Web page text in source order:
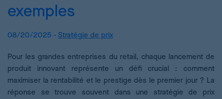
exemples
08/20/2025 - Stratégie de prix
Pour les grandes entreprises du retail, chaque lancement de
produit innovant représente un défi crucial : comment
maximiser la rentabilité et le prestige dès le premier jour ? La
réponse se trouve souvent dans une stratégie de prix